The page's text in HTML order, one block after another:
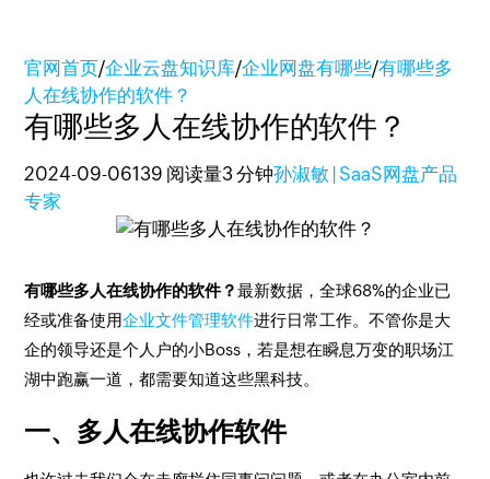
官网首页/企业云盘知识库/企业网盘有哪些/有哪些多
人在线协作的软件？
有哪些多人在线协作的软件？
2024-09-06139 阅读量3 分钟孙淑敏 | SaaS网盘产品
专家
有哪些多人在线协作的软件？最新数据，全球68%的企业已
经或准备使用企业文件管理软件进行日常工作。不管你是大
企的领导还是个人户的小Boss，若是想在瞬息万变的职场江
湖中跑赢一道，都需要知道这些黑科技。
一、多人在线协作软件